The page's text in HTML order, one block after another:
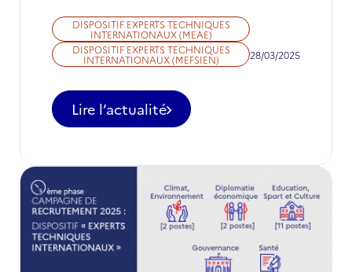
DISPOSITIF EXPERTS TECHNIQUES
INTERNATIONAUX (MEAE)
DISPOSITIF EXPERTS TECHNIQUES
INTERNATIONAUX (MEFSIEN) 28/03/2025
Lire l’actualité
-
Appel
candidatures
postes
d'ETI